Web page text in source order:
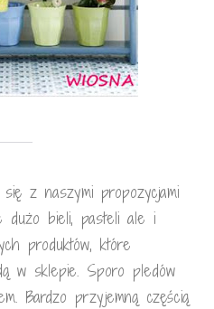
z naszymi propozycjami
dużo bieli, pasteli ale i
produktów, które
w sklepie. Sporo pledów
Bardzo przyjemną częścią